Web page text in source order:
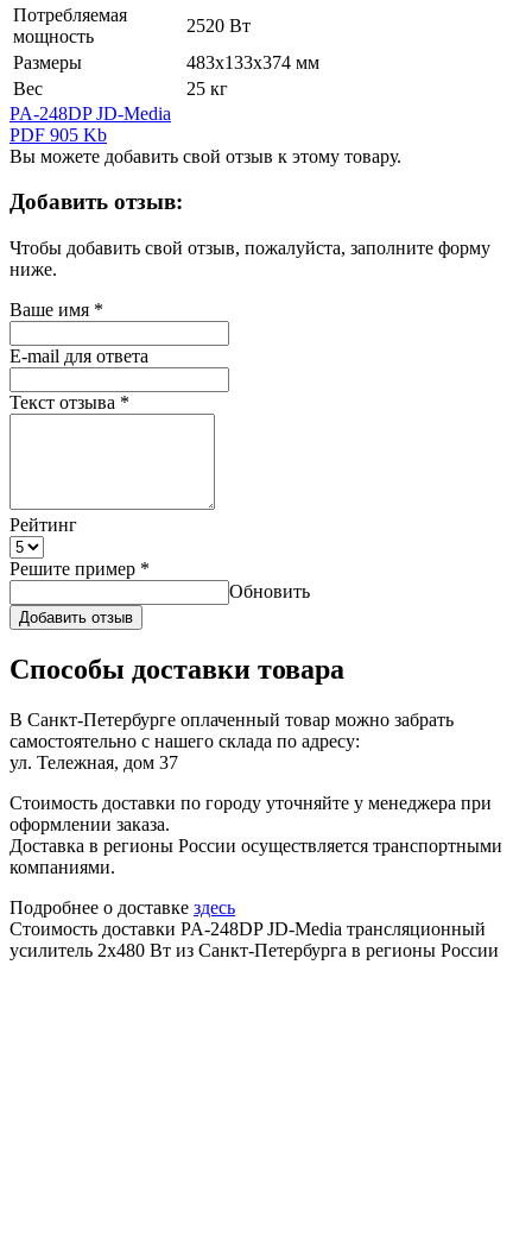
Потребляемая
мощность
2520 Вт
Размеры
483х133х374 мм
Вес
25 кг
PA-248DP JD-Media
PDF 905 Kb
Вы можете добавить свой отзыв к этому товару.
Добавить отзыв:
Чтобы добавить свой отзыв, пожалуйста, заполните форму
ниже.
Ваше имя *
E-mail для ответа
Текст отзыва *
Рейтинг
Решите пример *
Обновить
Добавить отзыв
Способы доставки товара
В Санкт-Петербурге оплаченный товар можно забрать
самостоятельно с нашего склада по адресу:
ул. Тележная, дом 37
Стоимость доставки по городу уточняйте у менеджера при
оформлении заказа.
Доставка в регионы России осуществляется транспортными
компаниями.
Подробнее о доставке здесь
Стоимость доставки PA-248DP JD-Media трансляционный
усилитель 2х480 Вт из Санкт-Петербурга в регионы России